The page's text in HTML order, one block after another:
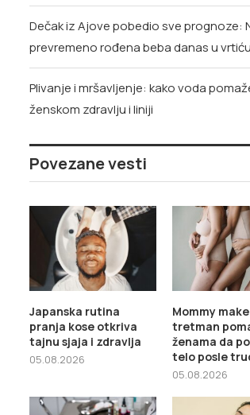
Dečak iz Ajove pobedio sve prognoze:
prevremeno rođena beba danas u vrtiću
Plivanje i mršavljenje: kako voda
ženskom zdravlju i liniji
Povezane vesti
Japanska rutina
pranja kose otkriva
tajnu sjaja i zdravlja
05.08.2026
Mommy
tretman
ženama da
telo posle
05.08.2026